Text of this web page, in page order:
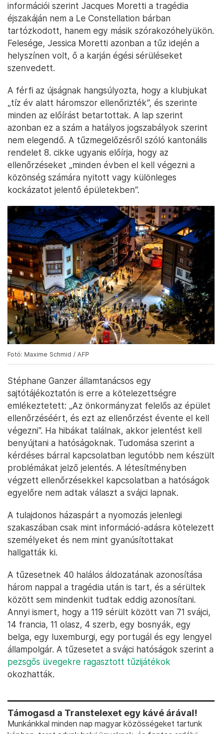
információi szerint Jacques Moretti a tragédia
éjszakáján nem a Le Constellation bárban
tartózkodott, hanem egy másik szórakozóhelyükön.
Felesége, Jessica Moretti azonban a tűz idején a
helyszínen volt, ő a karján égési sérüléseket
szenvedett.
A férfi az újságnak hangsúlyozta, hogy a klubjukat
„tíz év alatt háromszor ellenőrizték”, és szerinte
minden az előírást betartottak. A lap szerint
azonban ez a szám a hatályos jogszabályok szerint
nem elegendő. A tűzmegelőzésről szóló kantonális
rendelet 8. cikke ugyanis előírja, hogy az
ellenőrzéseket „minden évben el kell végezni a
közönség számára nyitott vagy különleges
kockázatot jelentő épületekben”.
Fotó: Maxime Schmid / AFP
Stéphane Ganzer államtanácsos egy
sajtótájékoztatón is erre a kötelezettségre
emlékeztetett: „Az önkormányzat felelős az épület
ellenőrzéséért, és ezt az ellenőrzést évente el kell
végezni”. Ha hibákat találnak, akkor jelentést kell
benyújtani a hatóságoknak. Tudomása szerint a
kérdéses bárral kapcsolatban legutóbb nem készült
problémákat jelző jelentés. A létesítményben
végzett ellenőrzésekkel kapcsolatban a hatóságok
egyelőre nem adtak választ a svájci lapnak.
A tulajdonos házaspárt a nyomozás jelenlegi
szakaszában csak mint információ-adásra kötelezett
személyeket és nem mint gyanúsítottakat
hallgatták ki.
A tűzesetnek 40 halálos áldozatának azonosítása
három nappal a tragédia után is tart, és a sérültek
között sem mindenkit tudtak eddig azonosítani.
Annyi ismert, hogy a 119 sérült között van 71 svájci,
14 francia, 11 olasz, 4 szerb, egy bosnyák, egy
belga, egy luxemburgi, egy portugál és egy lengyel
állampolgár. A tűzesetet a svájci hatóságok szerint a
pezsgős üvegekre ragasztott tűzijátékok
okozhatták.
Támogasd a Transtelexet egy kávé árával!
Munkánkkal minden nap magyar közösségeket tartunk